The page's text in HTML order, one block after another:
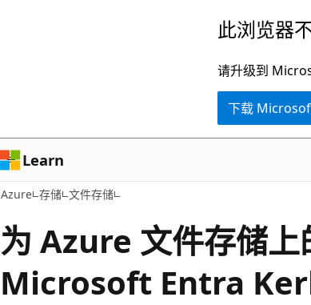
容
此浏览器
请升级到
下载
Learn
Azure 存储 文件存储
为 Azure 文件存储上
Microsoft Entra